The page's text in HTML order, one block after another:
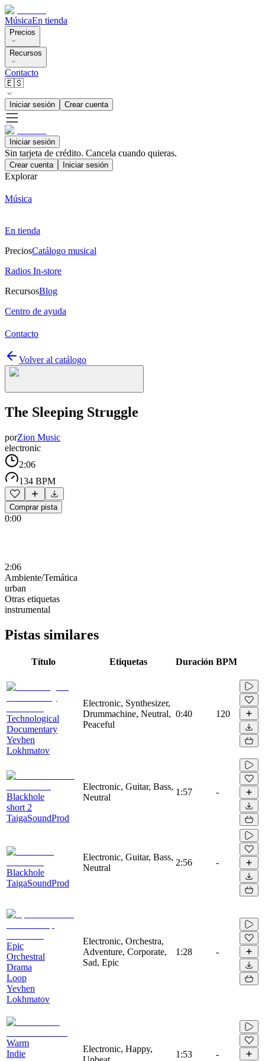
MúsicaEn tienda
Precios
Recursos
Contacto
🇪🇸
Iniciar sesión Crear cuenta
Iniciar sesión
Sin tarjeta de crédito. Cancela cuando quieras.
Crear cuenta Iniciar sesión
Explorar
Música
En tienda
PreciosCatálogo musical
Radios In-store
RecursosBlog
Centro de ayuda
Contacto
Volver al catálogo
The Sleeping Struggle
porZion Music
electronic
2:06
134 BPM
Comprar pista
0:00
2:06
Ambiente/Temática
urban
Otras etiquetas
instrumental
Pistas similares
Título Etiquetas Duración BPM
Technological
Documentary
Yevhen
Lokhmatov
Electronic, Synthesizer,
Drummachine, Neutral,
Peaceful
0:40 120
Blackhole
short 2
TaigaSoundProd
Electronic, Guitar, Bass,
Neutral
1:57 -
Blackhole
TaigaSoundProd
Electronic, Guitar, Bass,
Neutral
2:56 -
Epic
Orchestral
Drama
Loop
Yevhen
Lokhmatov
Electronic, Orchestra,
Adventure, Corporate,
Sad, Epic
1:28 -
Warm
Indie
Electronic, Happy,
1:53 -